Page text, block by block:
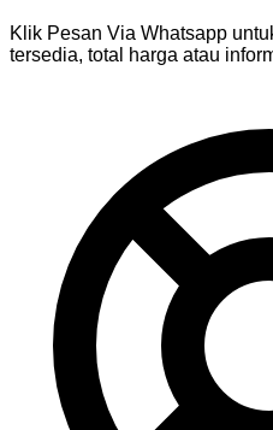
Klik Pesan Via Whatsapp
tersedia, total harga atau